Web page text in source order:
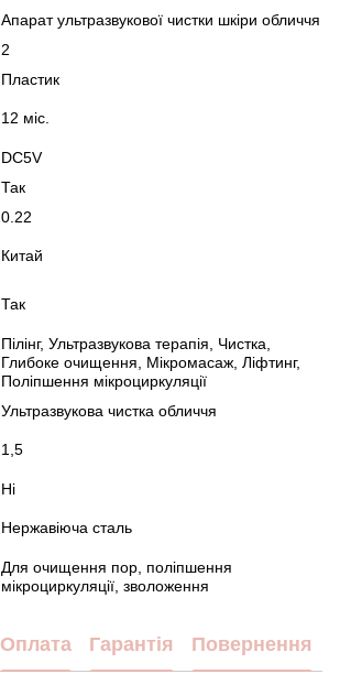
Апарат ультразвукової чистки шкіри обличчя
2
Пластик
12 міс.
DC5V
Так
0.22
Китай
Так
Пілінг, Ультразвукова терапія, Чистка,
Глибоке очищення, Мікромасаж, Ліфтинг,
Поліпшення мікроциркуляції
Ультразвукова чистка обличчя
1,5
Ні
Нержавіюча сталь
Для очищення пор, поліпшення
мікроциркуляції, зволоження
Оплата Гарантія Повернення